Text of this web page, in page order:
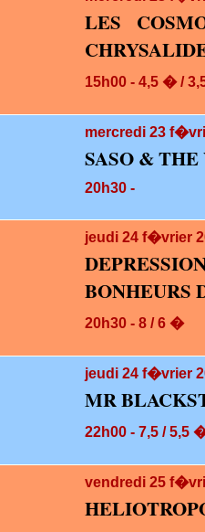
LES
15h00 - 4,5 � /
mercredi 23
SASO & THE
20h30 -
jeudi 24 f�vrier
BONHEURS
20h30 - 8 / 6 �
jeudi 24 f�vrier
MR
22h00 - 7,5 / 5,5
vendredi 25